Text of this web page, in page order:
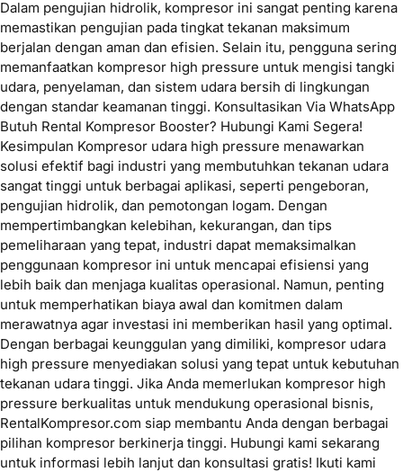
Dalam pengujian hidrolik, kompresor ini sangat penting karena
memastikan pengujian pada tingkat tekanan maksimum
berjalan dengan aman dan efisien. Selain itu, pengguna sering
memanfaatkan kompresor high pressure untuk mengisi tangki
udara, penyelaman, dan sistem udara bersih di lingkungan
dengan standar keamanan tinggi. Konsultasikan Via WhatsApp
Butuh Rental Kompresor Booster? Hubungi Kami Segera!
Kesimpulan Kompresor udara high pressure menawarkan
solusi efektif bagi industri yang membutuhkan tekanan udara
sangat tinggi untuk berbagai aplikasi, seperti pengeboran,
pengujian hidrolik, dan pemotongan logam. Dengan
mempertimbangkan kelebihan, kekurangan, dan tips
pemeliharaan yang tepat, industri dapat memaksimalkan
penggunaan kompresor ini untuk mencapai efisiensi yang
lebih baik dan menjaga kualitas operasional. Namun, penting
untuk memperhatikan biaya awal dan komitmen dalam
merawatnya agar investasi ini memberikan hasil yang optimal.
Dengan berbagai keunggulan yang dimiliki, kompresor udara
high pressure menyediakan solusi yang tepat untuk kebutuhan
tekanan udara tinggi. Jika Anda memerlukan kompresor high
pressure berkualitas untuk mendukung operasional bisnis,
RentalKompresor.com siap membantu Anda dengan berbagai
pilihan kompresor berkinerja tinggi. Hubungi kami sekarang
untuk informasi lebih lanjut dan konsultasi gratis! Ikuti kami